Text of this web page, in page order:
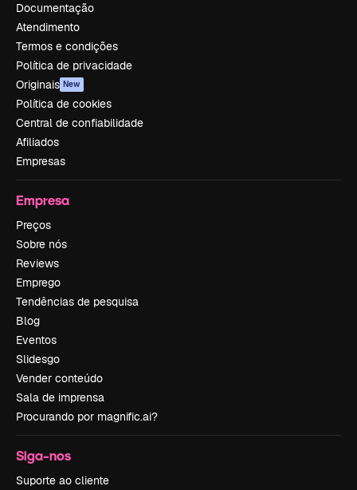
Documentação
Atendimento
Termos e condições
Política de privacidade
Originais New
Política de cookies
Central de confiabilidade
Afiliados
Empresas
Empresa
Preços
Sobre nós
Reviews
Emprego
Tendências de pesquisa
Blog
Eventos
Slidesgo
Vender conteúdo
Sala de imprensa
Procurando por magnific.ai?
Siga-nos
Suporte ao cliente